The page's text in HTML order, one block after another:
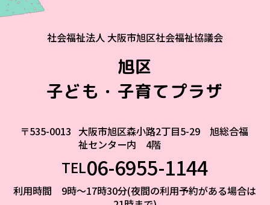
社会福祉法人 大阪市旭区社会福祉協議会
旭区
子ども・子育てプラザ
〒535-0013 大阪市旭区森小路2丁目5-29 旭総合福
祉センター内 4階
TEL06-6955-1144
利用時間 9時～17時30分(夜間の利用予約がある場合は